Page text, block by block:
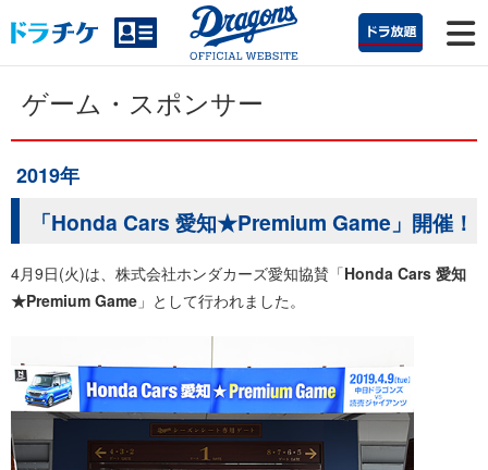
ゲーム・スポンサー
2019年
「Honda Cars 愛知★Premium Game」開催！
4月9日(火)は、株式会社ホンダカーズ愛知協賛「Honda Cars 愛知
★Premium Game 」として行われました。